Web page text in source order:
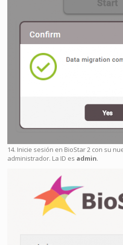
14. Inicie sesión en BioStar 2 con su
administrador. La ID es admin.